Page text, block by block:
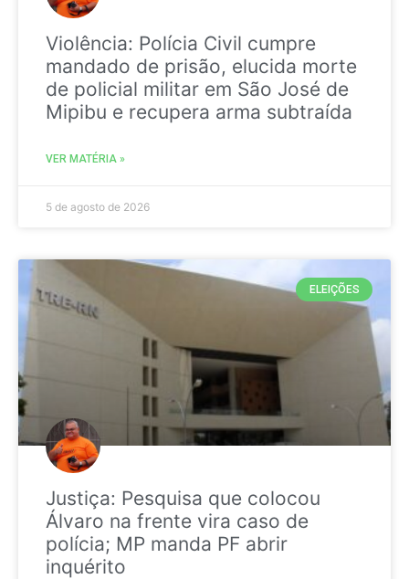
Violência: Polícia Civil cumpre
mandado de prisão, elucida morte
de policial militar em São José de
Mipibu e recupera arma subtraída
VER MATÉRIA »
5 de agosto de 2026
ELEIÇÕES
Justiça: Pesquisa que colocou
Álvaro na frente vira caso de
polícia; MP manda PF abrir
inquérito